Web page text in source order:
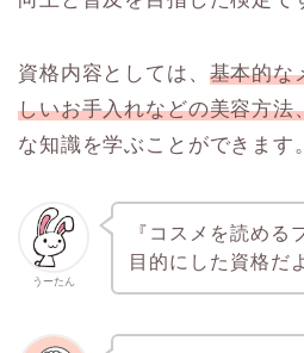
資格内容としては、 基本的な
しいお手入れなどの美容方法
な知識を学ぶことができます。
うーたん
『コスメを読める
目的にした資格だ